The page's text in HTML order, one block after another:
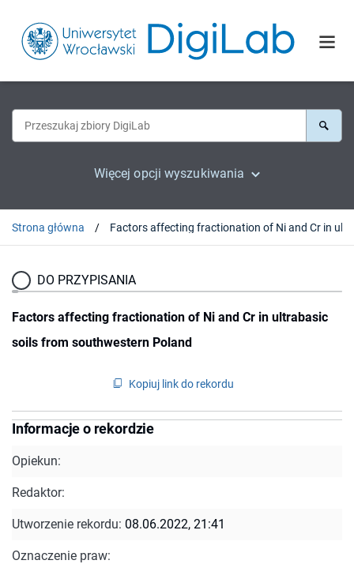
Więcej opcji wyszukiwania
Strona główna
DO PRZYPISANIA
Factors affecting fractionation of Ni and Cr in ultrabasic
soils from southwestern Poland
Kopiuj link do rekordu
Informacje o rekordzie
Opiekun:
Redaktor:
Utworzenie rekordu: 08.06.2022, 21:41
Oznaczenie praw: